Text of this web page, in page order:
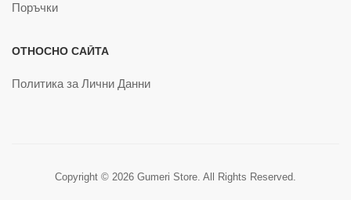
Поръчки
ОТНОСНО САЙТА
Политика за Лични Данни
Copyright © 2026 Gumeri Store. All Rights Reserved.